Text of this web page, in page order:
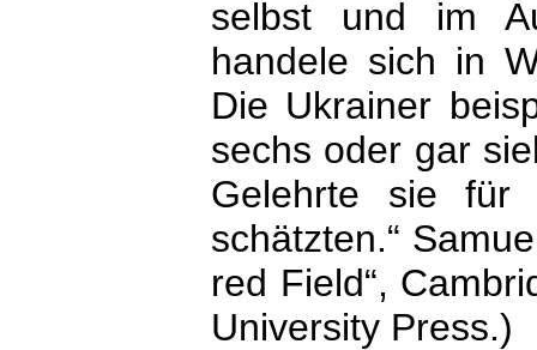
selbst und im
handele sich in
Die Ukrainer
sechs oder gar
Gelehrte sie
schätzten.“
red Field“,
University Press.)